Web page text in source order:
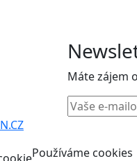
Máte zájem
Používáme cookies